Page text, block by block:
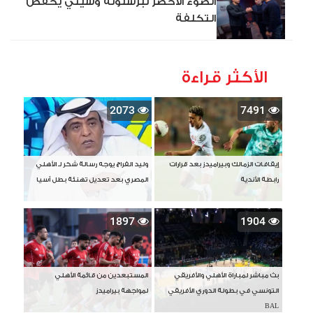
التكلفة
الأكثر قراءة
7491
إيقافات الزمالك وبيراميدز بعد قرارات
رابطة الأندية
2073
وليد الفراج يوجه رسالة شكر لـ الأهلي
المصري بعد تعديل تهنئة بطل آسيا
1904
بث مباشر لمباراة الأهلي والأفريقي
التونسي في بطولة الدوري الأفريقي
BAL
1897
المستبعدين من قائمة الأهلي
لمواجهة بيراميدز